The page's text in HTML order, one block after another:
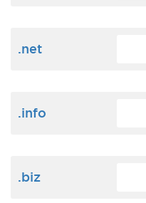
.net
.info
.biz